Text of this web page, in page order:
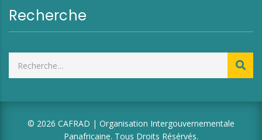
Recherche
© 2026 CAFRAD | Organisation Intergouvernementale
Panafricaine. Tous Droits Résérvés.